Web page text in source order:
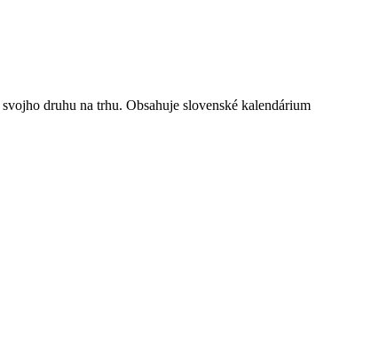
druhu na trhu. Obsahuje slovenské kalendárium